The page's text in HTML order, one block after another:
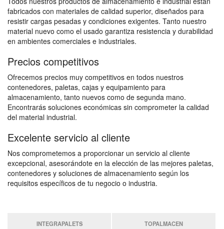
fabricados con materiales de calidad superior, diseñados para
resistir cargas pesadas y condiciones exigentes. Tanto nuestro
material nuevo como el usado garantiza resistencia y durabilidad
en ambientes comerciales e industriales.
Precios competitivos
Ofrecemos precios muy competitivos en todos nuestros
contenedores, paletas, cajas y equipamiento para
almacenamiento, tanto nuevos como de segunda mano.
Encontrarás soluciones económicas sin comprometer la calidad
del material industrial.
Excelente servicio al cliente
Nos comprometemos a proporcionar un servicio al cliente
excepcional, asesorándote en la elección de las mejores paletas,
contenedores y soluciones de almacenamiento según los
requisitos específicos de tu negocio o industria.
INTEGRAPALETS TOPALMACEN